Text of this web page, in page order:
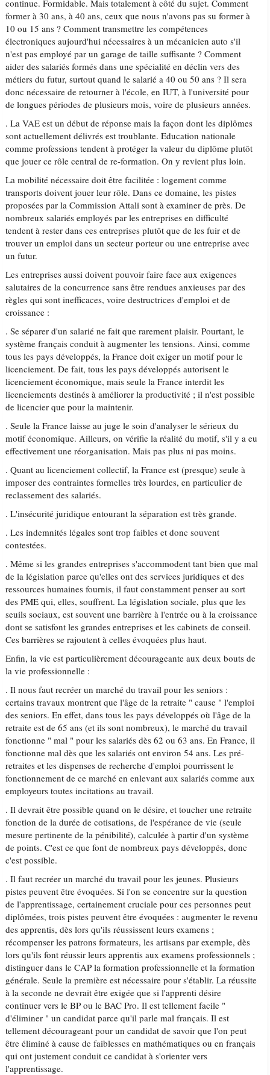
continue. Formidable. Mais totalement à côté du sujet. Comment
former à 30 ans, à 40 ans, ceux que nous n'avons pas su former à
10 ou 15 ans ? Comment transmettre les compétences
électroniques aujourd'hui nécessaires à un mécanicien auto s'il
n'est pas employé par un garage de taille suffisante ? Comment
aider des salariés formés dans une spécialité en déclin vers des
métiers du futur, surtout quand le salarié a 40 ou 50 ans ? Il sera
donc nécessaire de retourner à l'école, en IUT, à l'université pour
de longues périodes de plusieurs mois, voire de plusieurs années.
. La VAE est un début de réponse mais la façon dont les diplômes
sont actuellement délivrés est troublante. Education nationale
comme professions tendent à protéger la valeur du diplôme plutôt
que jouer ce rôle central de re-formation. On y revient plus loin.
La mobilité nécessaire doit être facilitée : logement comme
transports doivent jouer leur rôle. Dans ce domaine, les pistes
proposées par la Commission Attali sont à examiner de près. De
nombreux salariés employés par les entreprises en difficulté
tendent à rester dans ces entreprises plutôt que de les fuir et de
trouver un emploi dans un secteur porteur ou une entreprise avec
un futur.
Les entreprises aussi doivent pouvoir faire face aux exigences
salutaires de la concurrence sans être rendues anxieuses par des
règles qui sont inefficaces, voire destructrices d'emploi et de
croissance :
. Se séparer d'un salarié ne fait que rarement plaisir. Pourtant, le
système français conduit à augmenter les tensions. Ainsi, comme
tous les pays développés, la France doit exiger un motif pour le
licenciement. De fait, tous les pays développés autorisent le
licenciement économique, mais seule la France interdit les
licenciements destinés à améliorer la productivité ; il n'est possible
de licencier que pour la maintenir.
. Seule la France laisse au juge le soin d'analyser le sérieux du
motif économique. Ailleurs, on vérifie la réalité du motif, s'il y a eu
effectivement une réorganisation. Mais pas plus ni pas moins.
. Quant au licenciement collectif, la France est (presque) seule à
imposer des contraintes formelles très lourdes, en particulier de
reclassement des salariés.
. L'insécurité juridique entourant la séparation est très grande.
. Les indemnités légales sont trop faibles et donc souvent
contestées.
. Même si les grandes entreprises s'accommodent tant bien que mal
de la législation parce qu'elles ont des services juridiques et des
ressources humaines fournis, il faut constamment penser au sort
des PME qui, elles, souffrent. La législation sociale, plus que les
seuils sociaux, est souvent une barrière à l'entrée ou à la croissance
dont se satisfont les grandes entreprises et les cabinets de conseil.
Ces barrières se rajoutent à celles évoquées plus haut.
Enfin, la vie est particulièrement décourageante aux deux bouts de
la vie professionnelle :
. Il nous faut recréer un marché du travail pour les seniors :
certains travaux montrent que l'âge de la retraite " cause " l'emploi
des seniors. En effet, dans tous les pays développés où l'âge de la
retraite est de 65 ans (et ils sont nombreux), le marché du travail
fonctionne " mal " pour les salariés dès 62 ou 63 ans. En France, il
fonctionne mal dès que les salariés ont environ 54 ans. Les pré-
retraites et les dispenses de recherche d'emploi pourrissent le
fonctionnement de ce marché en enlevant aux salariés comme aux
employeurs toutes incitations au travail.
. Il devrait être possible quand on le désire, et toucher une retraite
fonction de la durée de cotisations, de l'espérance de vie (seule
mesure pertinente de la pénibilité), calculée à partir d'un système
de points. C'est ce que font de nombreux pays développés, donc
c'est possible.
. Il faut recréer un marché du travail pour les jeunes. Plusieurs
pistes peuvent être évoquées. Si l'on se concentre sur la question
de l'apprentissage, certainement cruciale pour ces personnes peut
diplômées, trois pistes peuvent être évoquées : augmenter le revenu
des apprentis, dès lors qu'ils réussissent leurs examens ;
récompenser les patrons formateurs, les artisans par exemple, dès
lors qu'ils font réussir leurs apprentis aux examens professionnels ;
distinguer dans le CAP la formation professionnelle et la formation
générale. Seule la première est nécessaire pour s'établir. La réussite
à la seconde ne devrait être exigée que si l'apprenti désire
continuer vers le BP ou le BAC Pro. Il est tellement facile "
d'éliminer " un candidat parce qu'il parle mal français. Il est
tellement décourageant pour un candidat de savoir que l'on peut
être éliminé à cause de faiblesses en mathématiques ou en français
qui ont justement conduit ce candidat à s'orienter vers
l'apprentissage.